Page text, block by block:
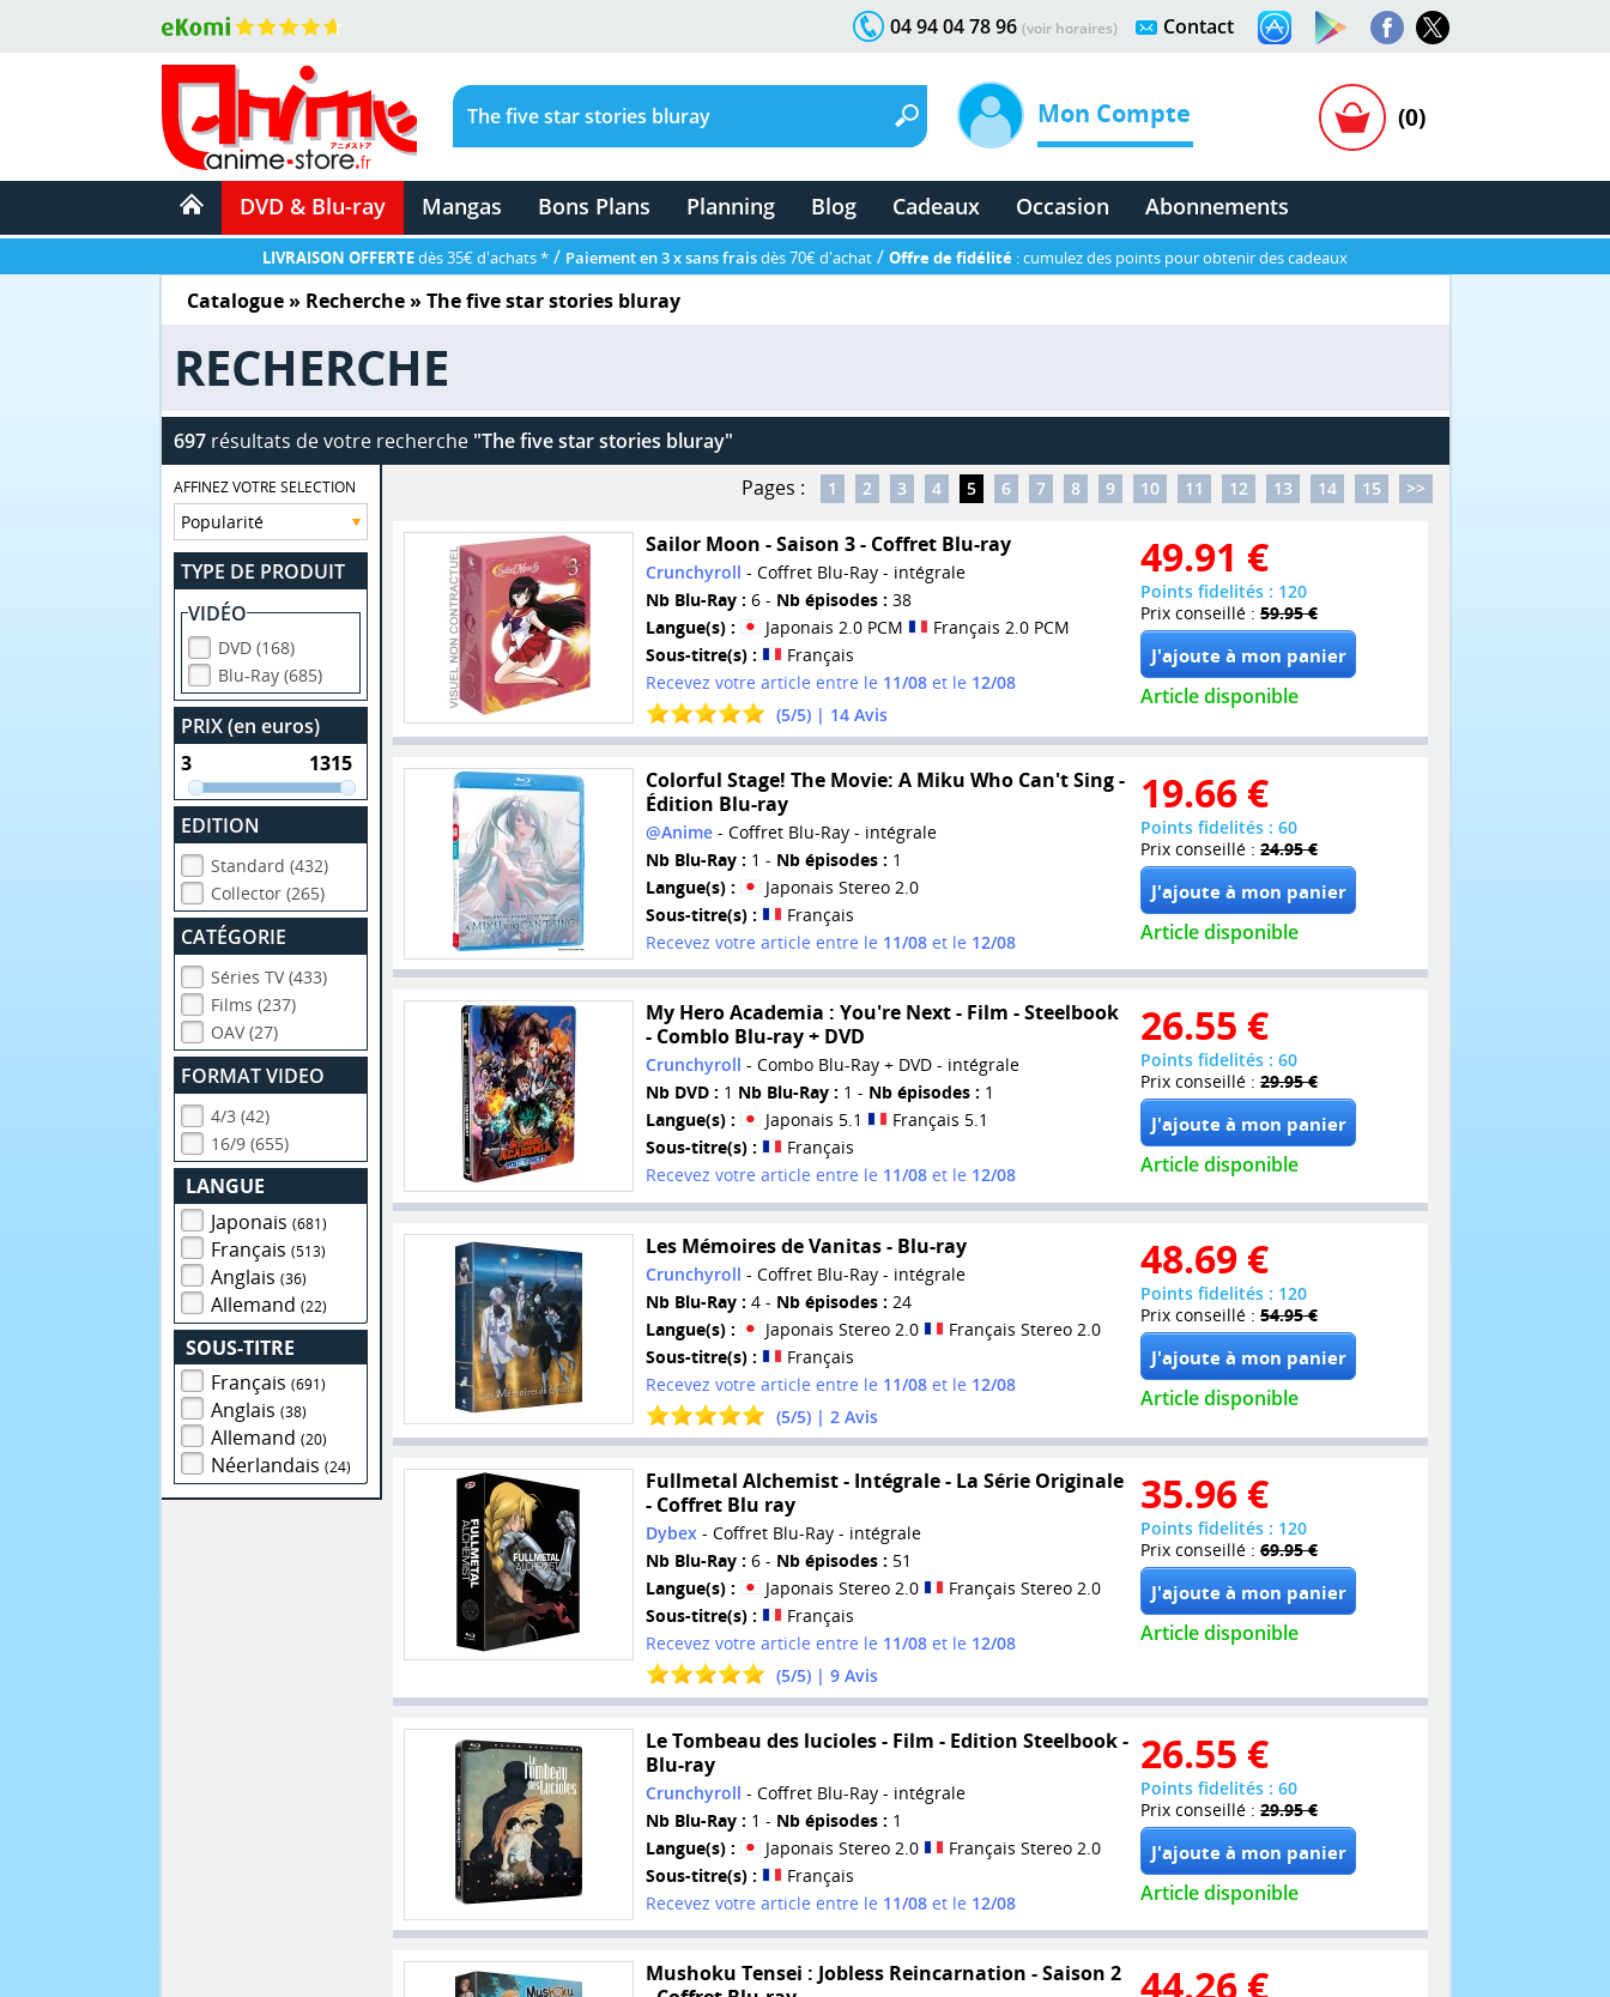
Contact
04 94 04 78 96 (voir horaires)
Mon Compte (0)
DVD & Blu-ray Mangas Bons Plans Planning Blog Cadeaux Occasion Abonnements
LIVRAISON OFFERTEdès 35€ d'achats * / Paiement en 3 x sans fraisdès 70€ d'achat / Offre de fidélité : cumulez des points pour obtenir des cadeaux
Catalogue» Recherche » The five star stories bluray
RECHERCHE
697résultats de votre recherche "The five star stories bluray"
AFFINEZ VOTRE SELECTION
TYPE DE PRODUIT
VIDÉO
DVD (168)
Blu-Ray (685)
PRIX (en euros)
EDITION
Standard (432)
Collector (265)
CATÉGORIE
Séries TV (433)
Films (237)
OAV (27)
FORMAT VIDEO
4/3 (42)
16/9 (655)
LANGUE
Japonais(681)
Français(513)
Anglais(36)
Allemand(22)
SOUS-TITRE
Français(691)
Anglais(38)
Allemand(20)
Néerlandais(24)
Pages : 1 2 3 4 5 6 7 8 9 10 11 12 13 14 15 >>
Sailor Moon - Saison 3 - Coffret Blu-ray
Crunchyroll - Coffret Blu-Ray - intégrale
Nb Blu-Ray : 6 - Nb épisodes : 38
Langue(s) :
Japonais 2.0 PCM
Français 2.0 PCM
Sous-titre(s) :
Français
Recevez votre article entre le 11/08et le 12/08
(5/5) | 14Avis
49.91 €
Points fidelités : 120
Prix conseillé : 59.95 €
Article disponible
Colorful Stage! The Movie: A Miku Who Can't Sing -
Édition Blu-ray
@Anime- Coffret Blu-Ray - intégrale
Nb Blu-Ray : 1 - Nb épisodes : 1
Langue(s) :
Japonais Stereo 2.0
Sous-titre(s) :
Français
Recevez votre article entre le 11/08et le 12/08
19.66 €
Points fidelités : 60
Prix conseillé : 24.95 €
Article disponible
My Hero Academia : You're Next - Film - Steelbook
- Comblo Blu-ray + DVD
Crunchyroll - Combo Blu-Ray + DVD - intégrale
Nb DVD : 1 Nb Blu-Ray : 1 - Nb épisodes : 1
Langue(s) :
Japonais 5.1
Français 5.1
Sous-titre(s) :
Français
Recevez votre article entre le 11/08et le 12/08
26.55 €
Points fidelités : 60
Prix conseillé : 29.95 €
Article disponible
Les Mémoires de Vanitas - Blu-ray
Crunchyroll - Coffret Blu-Ray - intégrale
Nb Blu-Ray : 4 - Nb épisodes : 24
Langue(s) :
Japonais Stereo 2.0
Français Stereo 2.0
Sous-titre(s) :
Français
Recevez votre article entre le 11/08et le 12/08
(5/5) | 2Avis
48.69 €
Points fidelités : 120
Prix conseillé : 54.95 €
Article disponible
Fullmetal Alchemist - Intégrale - La Série Originale
- Coffret Blu ray
Dybex- Coffret Blu-Ray - intégrale
Nb Blu-Ray : 6 - Nb épisodes : 51
Langue(s) :
Japonais Stereo 2.0
Français Stereo 2.0
Sous-titre(s) :
Français
Recevez votre article entre le 11/08et le 12/08
(5/5) | 9Avis
35.96 €
Points fidelités : 120
Prix conseillé : 69.95 €
Article disponible
Le Tombeau des lucioles - Film - Edition Steelbook -
Blu-ray
Crunchyroll - Coffret Blu-Ray - intégrale
Nb Blu-Ray : 1 - Nb épisodes : 1
Langue(s) :
Japonais Stereo 2.0
Français Stereo 2.0
Sous-titre(s) :
Français
Recevez votre article entre le 11/08et le 12/08
26.55 €
Points fidelités : 60
Prix conseillé : 29.95 €
Article disponible
Mushoku Tensei : Jobless Reincarnation - Saison 2
44.26 €